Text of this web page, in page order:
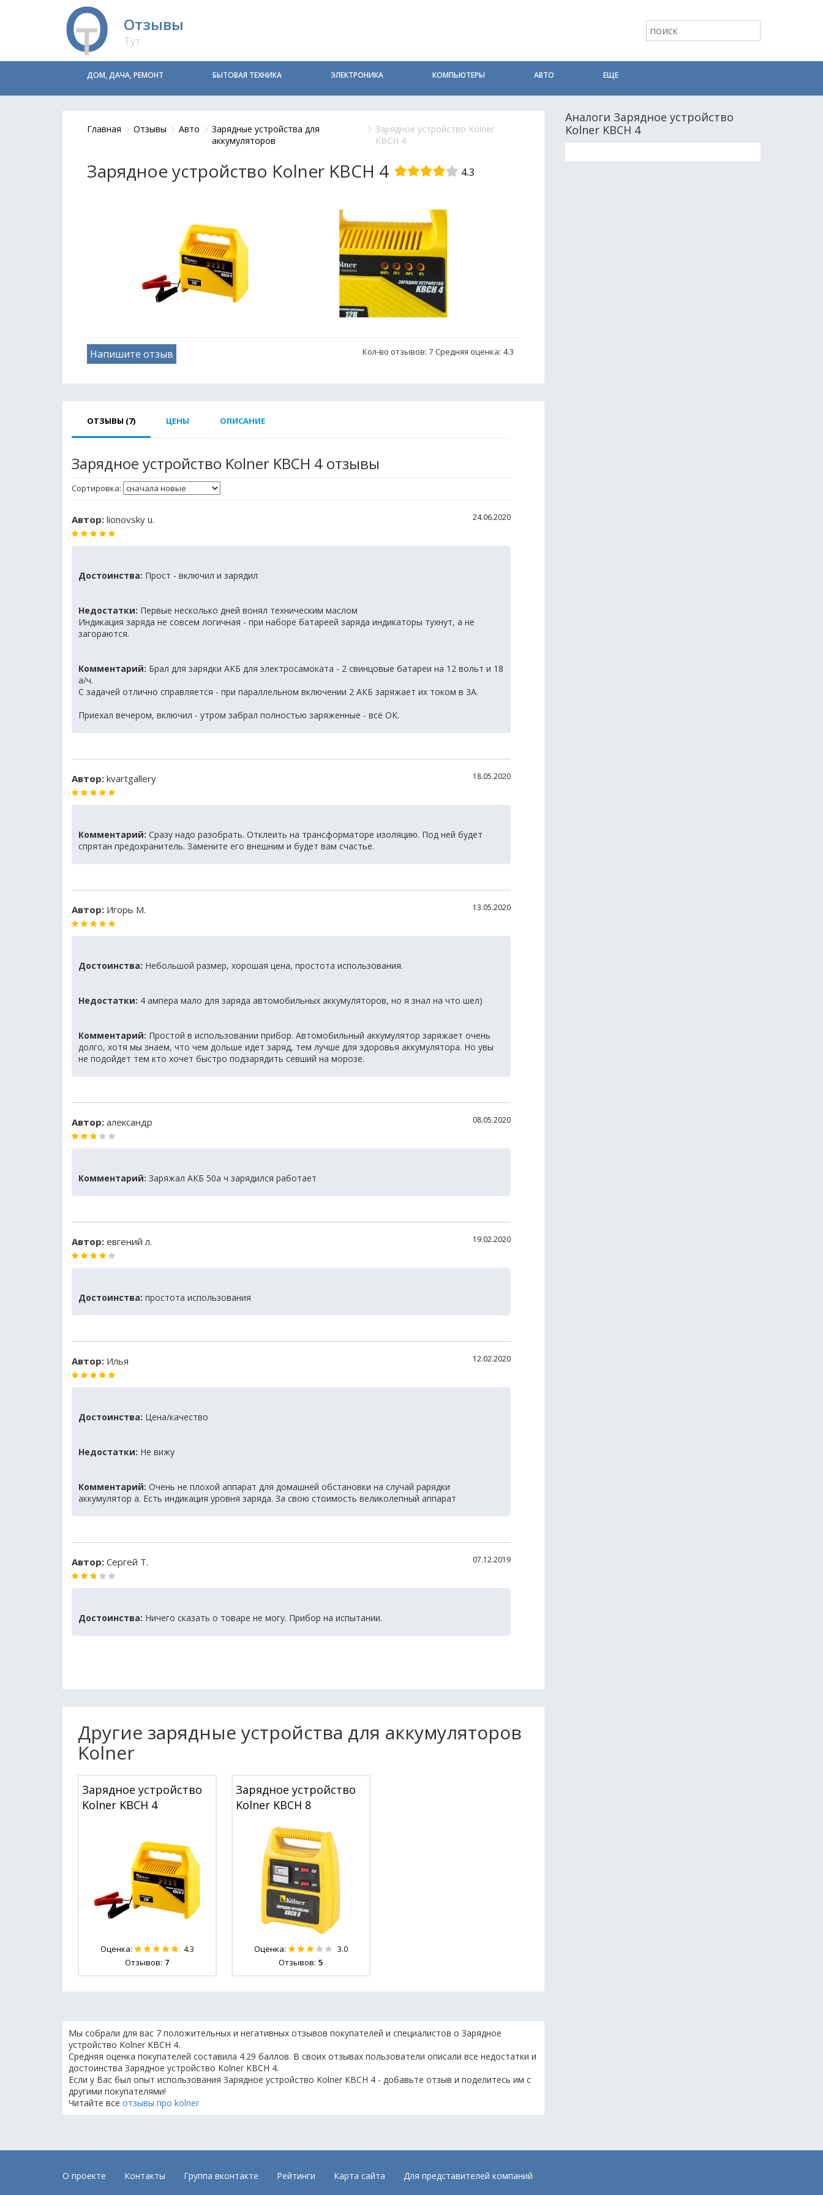
Отзывы
Тут
ДОМ, ДАЧА, РЕМОНТ БЫТОВАЯ ТЕХНИКА ЭЛЕКТРОНИКА КОМПЬЮТЕРЫ АВТО ЕЩЕ
Главная Отзывы Авто
Зарядные устройства для
аккумуляторов
Зарядное устройство Kolner
KBCН 4
Зарядное устройство Kolner KBCН 4 4.3
Кол-во отзывов: 7 Средняя оценка: 4.3
Напишите отзыв
ОТЗЫВЫ (7) ЦЕНЫ ОПИСАНИЕ
Зарядное устройство Kolner KBCН 4 отзывы
Сортировка:
Автор: lionovsky u. 24.06.2020
Достоинства: Прост - включил и зарядил
Недостатки: Первые несколько дней вонял техническим маслом
Индикация заряда не совсем логичная - при наборе батареей заряда индикаторы тухнут, а не
загораются.
Комментарий: Брал для зарядки АКБ для электросамоката - 2 свинцовые батареи на 12 вольт и 18
а/ч.
С задачей отлично справляется - при параллельном включении 2 АКБ заряжает их током в 3А.
Приехал вечером, включил - утром забрал полностью заряженные - всё ОК.
Автор: kvartgallery 18.05.2020
Комментарий: Сразу надо разобрать. Отклеить на трансформаторе изоляцию. Под ней будет
спрятан предохранитель. Замените его внешним и будет вам счастье.
Автор: Игорь М. 13.05.2020
Достоинства: Небольшой размер, хорошая цена, простота использования.
Недостатки: 4 ампера мало для заряда автомобильных аккумуляторов, но я знал на что шел)
Комментарий: Простой в использовании прибор. Автомобильный аккумулятор заряжает очень
долго, хотя мы знаем, что чем дольше идет заряд, тем лучше для здоровья аккумулятора. Но увы
не подойдет тем кто хочет быстро подзарядить севший на морозе.
Автор: александр 08.05.2020
Комментарий: Заряжал АКБ 50а ч зарядился работает
Автор: евгений л. 19.02.2020
Достоинства: простота использования
Автор: Илья 12.02.2020
Достоинства: Цена/качество
Недостатки: Не вижу
Комментарий: Очень не плохой аппарат для домашней обстановки на случай рарядки
аккумулятор а. Есть индикация уровня заряда. За свою стоимость великолепный аппарат
Автор: Сергей Т. 07.12.2019
Достоинства: Ничего сказать о товаре не могу. Прибор на испытании.
Другие зарядные устройства для аккумуляторов
Kolner
Зарядное устройство
Kolner KBCН 4
Оценка: 4.3
Отзывов: 7
Зарядное устройство
Kolner KBCН 8
Оценка: 3.0
Отзывов: 5
Мы собрали для вас 7 положительных и негативных отзывов покупателей и специалистов о Зарядное
устройство Kolner KBCН 4.
Средняя оценка покупателей составила 4.29 баллов. В своих отзывах пользователи описали все недостатки и
достоинства Зарядное устройство Kolner KBCН 4.
Если у Вас был опыт использования Зарядное устройство Kolner KBCН 4 - добавьте отзыв и поделитесь им с
другими покупателями!
Читайте все отзывы про kolner
Аналоги Зарядное устройство
Kolner KBCН 4
О проекте Контакты Группа вконтакте Рейтинги Карта сайта Для представителей компаний